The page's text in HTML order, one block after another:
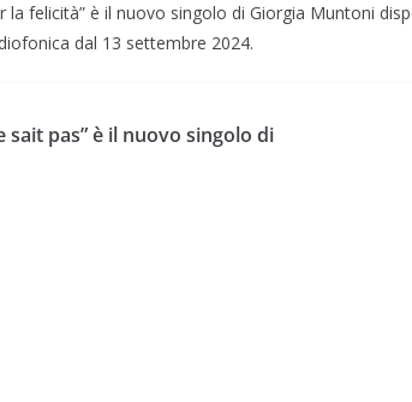
la felicità” è il nuovo singolo di Giorgia Muntoni
dal 13 settembre 2024.
sait pas” è il nuovo singolo di